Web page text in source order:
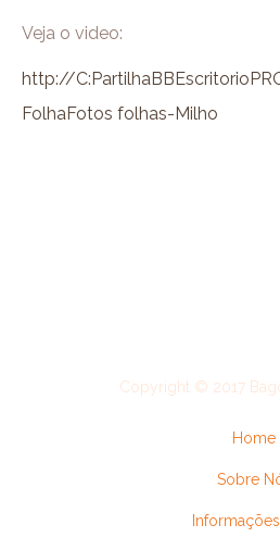
Veja o video:
http://
FolhaFotos folhas-Milho
Copyright © 2017
Home
Sobre